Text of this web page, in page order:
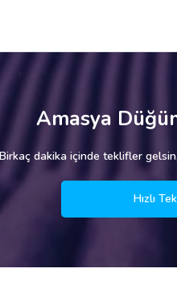
Amasya
Birkaç dakika içinde teklifler
Hızlı